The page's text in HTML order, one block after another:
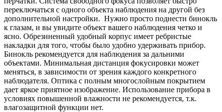
переключаться с одного объекта наблюдения на другой без
дополнительной настройки. Нужно просто поднести бинокль
к глазам, и вы увидите объект вашего наблюдения четко и
ясно. Обрезиненный удобный корпус имеет ребристые
накладки для того, чтобы было удобно удерживать прибор.
Бинокль рекомендуется для наблюдения за дальними
объектами. Минимальная дистанция фокусировки может
меняться, в зависимости от зрения каждого конкретного
наблюдателя. Оптика с полным многослойным покрытием
дает яркое приятное изображение. Использование прибора в
условиях повышенной влажности не рекомендуется, т.к.
влагозащитной функции нет.